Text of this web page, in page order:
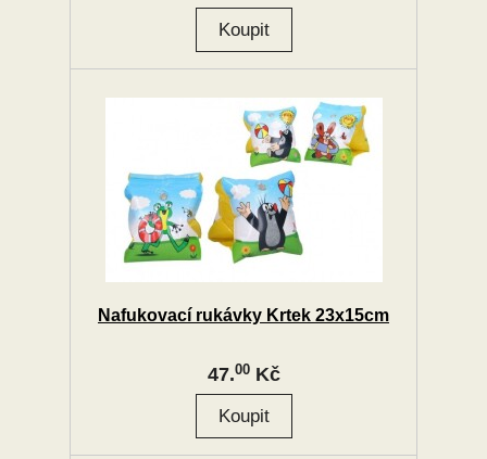
Nafukovací rukávky Krtek 23x15cm
47.00Kč